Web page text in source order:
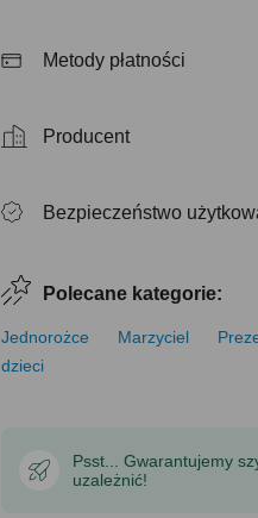
Metody płatności
Producent
Bezpieczeństwo
Polecane kategorie:
Jednorożce Marzyciel
dzieci
Psst... Gwarantujemy
uzależnić!